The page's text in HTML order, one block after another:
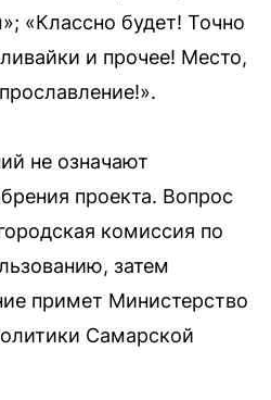
«Классно будет! Точно
и прочее! Место,
не означают
проекта. Вопрос
комиссия по
затем
примет Министерство
Самарской